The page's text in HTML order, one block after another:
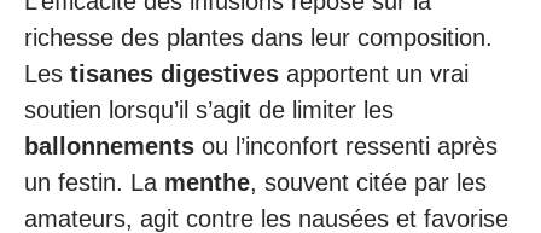
richesse des plantes dans leur composition.
Les tisanes digestives apportent un vrai
soutien lorsqu’il s’agit de limiter les
ballonnements ou l’inconfort ressenti après
un festin. La menthe, souvent citée par les
amateurs, agit contre les nausées et favorise